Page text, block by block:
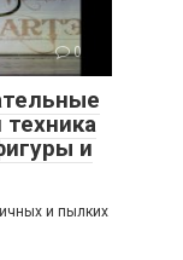
0
и
и пылких